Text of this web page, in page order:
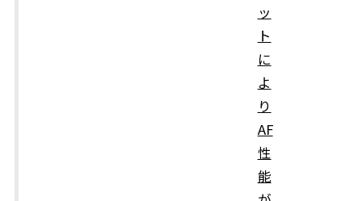
ッ
ト
に
よ
り
AF
性
能